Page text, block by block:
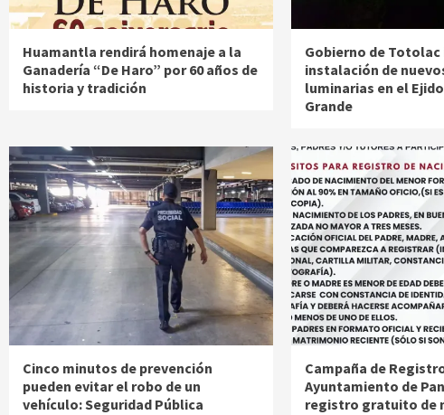
Huamantla rendirá homenaje a la
Ganadería “De Haro” por 60 años de
historia y tradición
Gobierno de Totolac
instalación de
luminarias en el
Grande
Cinco minutos de prevención
pueden evitar el robo de un
vehículo: Seguridad Pública
Campaña de
Ayuntamiento de
registro gratuito de